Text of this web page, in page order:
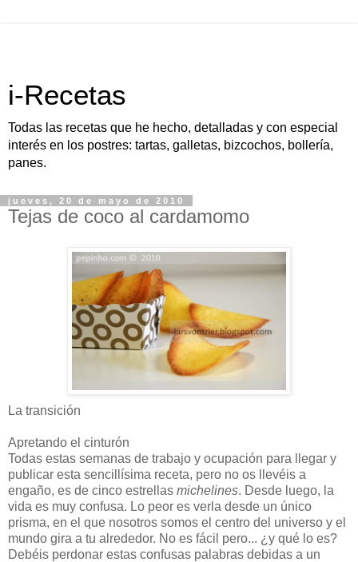
i-Recetas
Todas las recetas que he hecho, detalladas y con especial
interés en los postres: tartas, galletas, bizcochos, bollería,
panes.
jueves, 20 de mayo de 2010
Tejas de coco al cardamomo
La transición
Apretando el cinturón
Todas estas semanas de trabajo y ocupación para llegar y
publicar esta sencillísima receta, pero no os llevéis a
engaño, es de cinco estrellas michelines. Desde luego, la
vida es muy confusa. Lo peor es verla desde un único
prisma, en el que nosotros somos el centro del universo y el
mundo gira a tu alrededor. No es fácil pero... ¿y qué lo es?
Debéis perdonar estas confusas palabras debidas a un